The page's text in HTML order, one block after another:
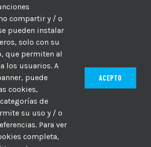
| Hosting: Hosting Para PYMES
| Todos los derechos reservados
compartir y / o
pueden instalar
solo con su
que permiten al
los usuarios. A
puede
cookies,
de
su uso y / o
Para ver
completa,
ACEPTO